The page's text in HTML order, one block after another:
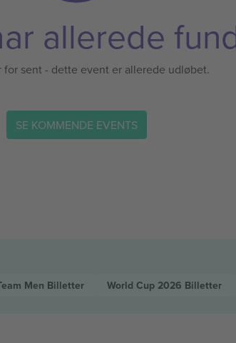
allerede
for sent - dette event er allerede udløbet.
SE KOMMENDE EVENTS
Men Billetter World Cup 2026 Billetter